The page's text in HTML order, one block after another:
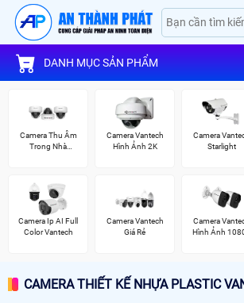
DANH MỤC SẢN PHẨM
Camera Thu Âm
Trong Nhà
Camera Vantech
Hình Ảnh 2K
Camera
Starlight
Camera Ip AI Full
Color Vantech
Camera Vantech
Giá Rẻ
Camera
Hình Ảnh
CAMERA THIẾT KẾ NHỰA PLASTIC